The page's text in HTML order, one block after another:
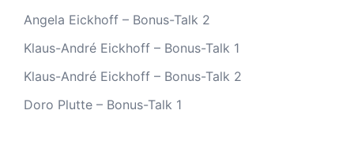
Angela Eickhoff – Bonus-Talk 2
Klaus-André Eickhoff – Bonus-Talk 1
Klaus-André Eickhoff – Bonus-Talk 2
Doro Plutte – Bonus-Talk 1